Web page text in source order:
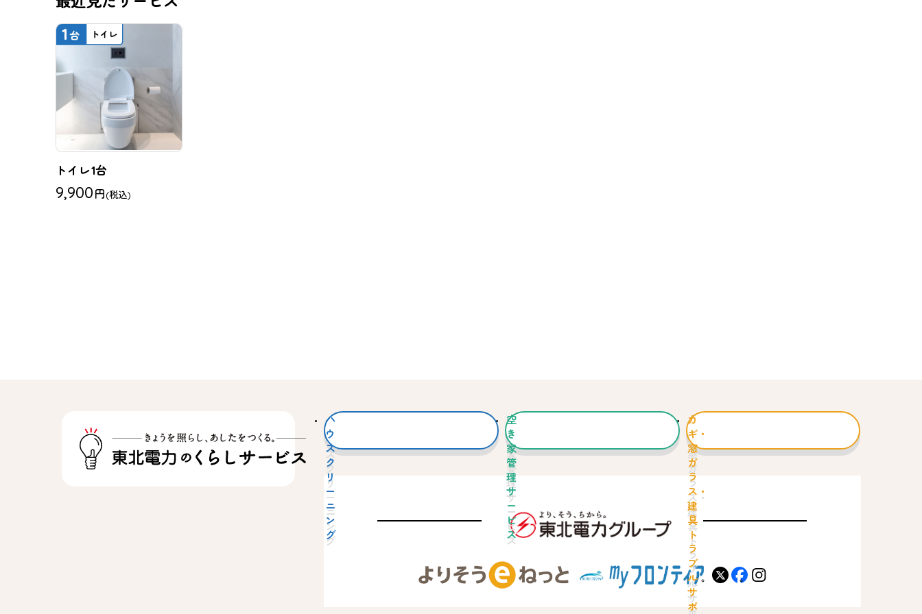
トイレ1台
9,900円(税込)
ハ
ウ
ス
ク
リ
ー
ニ
ン
グ
空
き
家
管
理
サ
ー
ビ
ス
カ
ギ・
窓
ガ
ラ
ス・
建
具
ト
ラ
ブ
ル
サ
ポ
X facebook
instagram